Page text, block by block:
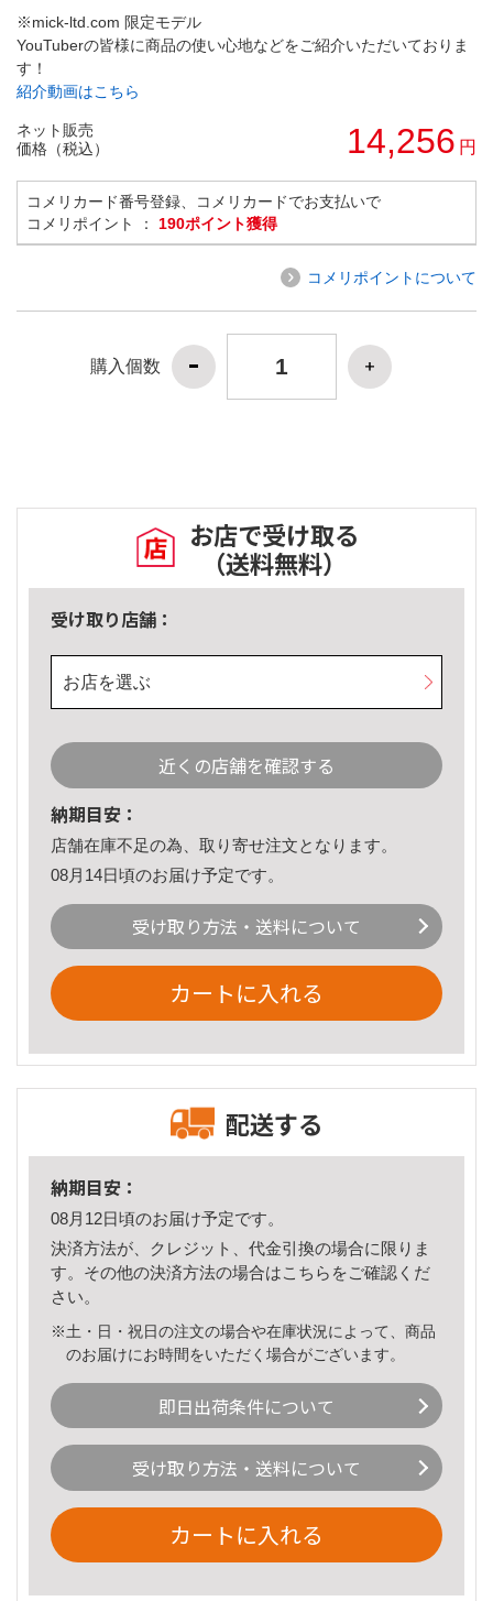
※mick-ltd.com 限定モデル
YouTuberの皆様に商品の使い心地などをご紹介いただいておりま
す！
紹介動画はこちら
ネット販売
価格（税込）
14,256 円
コメリカード番号登録、コメリカードでお支払いで
コメリポイント ： 190ポイント獲得
コメリポイントについて
購入個数
お店で受け取る
（送料無料）
受け取り店舗：
お店を選ぶ
近くの店舗を確認する
納期目安：
店舗在庫不足の為、取り寄せ注文となります。
08月14日頃のお届け予定です。
受け取り方法・送料について
カートに入れる
配送する
納期目安：
08月12日頃のお届け予定です。
決済方法が、クレジット、代金引換の場合に限りま
す。その他の決済方法の場合はこちら をご確認くだ
さい。
※土・日・祝日の注文の場合や在庫状況によって、商品
のお届けにお時間をいただく場合がございます。
即日出荷条件について
受け取り方法・送料について
カートに入れる